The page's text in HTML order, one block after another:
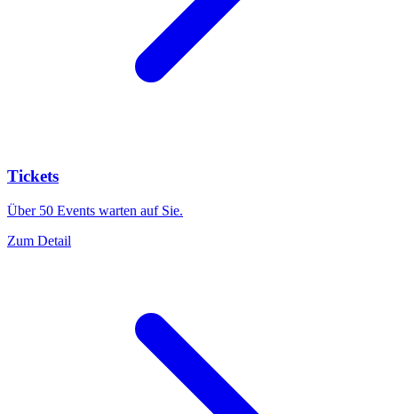
Tickets
Über 50 Events warten auf Sie.
Zum Detail